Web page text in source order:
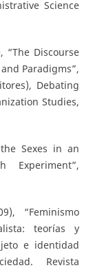
Science
“The Discourse
Paradigms”,
Debating
Studies,
Sexes in an
Experiment”,
“Feminismo
teorías y
e identidad
Revista